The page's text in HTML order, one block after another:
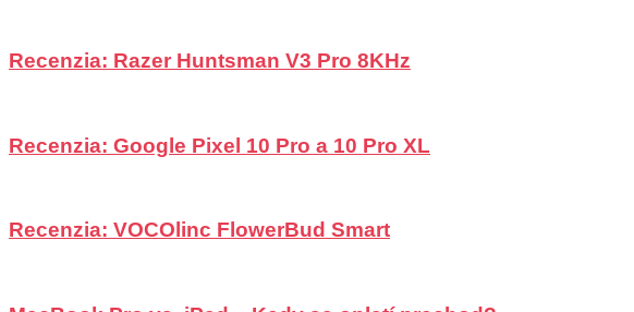
Recenzia: Razer Huntsman V3 Pro 8KHz
Recenzia: Google Pixel 10 Pro a 10 Pro XL
Recenzia: VOCOlinc FlowerBud Smart